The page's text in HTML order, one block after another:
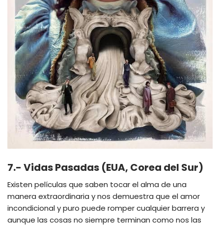
7.- Vidas Pasadas (EUA, Corea del Sur)
Existen películas que saben tocar el alma de una
manera extraordinaria y nos demuestra que el amor
incondicional y puro puede romper cualquier barrera y
aunque las cosas no siempre terminan como nos las